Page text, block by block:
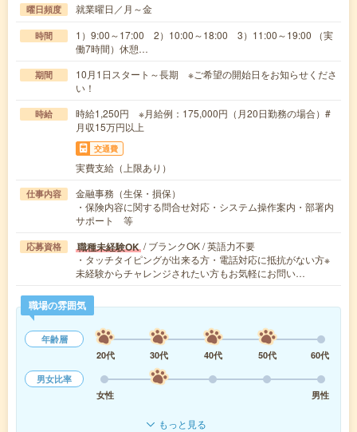
曜日頻度 就業曜日／月～金
時間
1）9:00～17:00 2）10:00～18:00 3）11:00～19:00 （実
働7時間）休憩…
期間
10月1日スタート～長期 ※ご希望の開始日をお知らせくださ
い！
時給
時給1,250円 ※月給例：175,000円（月20日勤務の場合）#
月収15万円以上
交通費
実費支給（上限あり）
仕事内容
金融事務（生保・損保）
・保険内容に関する問合せ対応・システム操作案内・部署内
サポート 等
応募資格 職種未経験OK / ブランクOK / 英語力不要
・タッチタイピングが出来る方・電話対応に抵抗がない方※
未経験からチャレンジされたい方もお気軽にお問い…
職場の雰囲気
年齢層
20代
30代 40代 50代
60代
男女比率
女性
男性
もっと見る